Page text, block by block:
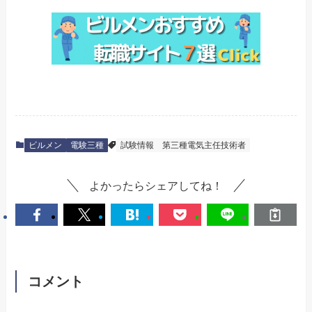
ビルメン 電験三種 試験情報 第三種電気主任技術者
よかったらシェアしてね！
コメント